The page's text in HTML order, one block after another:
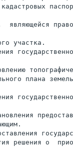
являющейся
участка.
плана
решения о